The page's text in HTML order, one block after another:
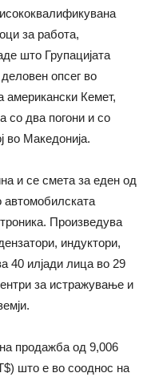
за работа,
што Групацијата
опсег во
американски Кемет,
со два погони и со
во Македонија.
и се смета за еден од
автомобилската
Произведува
индуктори,
40 илјади лица во 29
за истражување и
продажба од 9,006
што е во сооднос на